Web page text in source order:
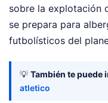
sobre la explotación
se prepara para
futbolísticos del
💡 También te puede
atletico